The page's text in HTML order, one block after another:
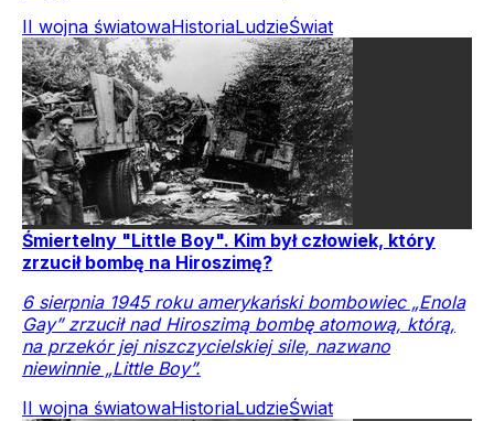
II wojna światowaHistoriaLudzieŚwiat
Śmiertelny "Little Boy". Kim był człowiek, który
zrzucił bombę na Hiroszimę?
6 sierpnia 1945 roku amerykański bombowiec „Enola
Gay” zrzucił nad Hiroszimą bombę atomową, którą,
na przekór jej niszczycielskiej sile, nazwano
niewinnie „Little Boy”.
II wojna światowaHistoriaLudzieŚwiat